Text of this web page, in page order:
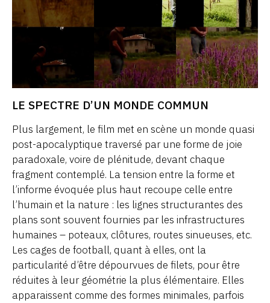
LE SPECTRE D’UN MONDE COMMUN
Plus largement, le film met en scène un monde quasi
post-apocalyptique traversé par une forme de joie
paradoxale, voire de plénitude, devant chaque
fragment contemplé. La tension entre la forme et
l’informe évoquée plus haut recoupe celle entre
l’humain et la nature : les lignes structurantes des
plans sont souvent fournies par les infrastructures
humaines – poteaux, clôtures, routes sinueuses, etc.
Les cages de football, quant à elles, ont la
particularité d’être dépourvues de filets, pour être
réduites à leur géométrie la plus élémentaire. Elles
apparaissent comme des formes minimales, parfois